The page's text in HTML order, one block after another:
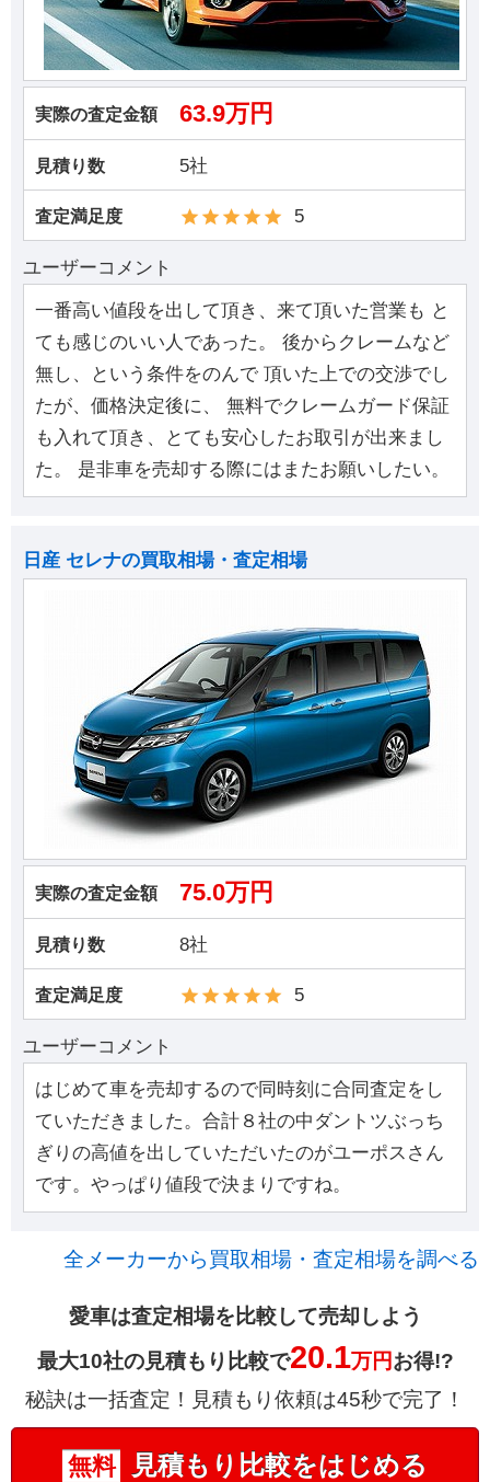
実際の査定金額 63.9万円
見積り数 5社
査定満足度 5
ユーザーコメント
一番高い値段を出して頂き、来て頂いた営業も と
ても感じのいい人であった。 後からクレームなど
無し、という条件をのんで 頂いた上での交渉でし
たが、価格決定後に、 無料でクレームガード保証
も入れて頂き、とても安心したお取引が出来まし
た。 是非車を売却する際にはまたお願いしたい。
日産 セレナの買取相場・査定相場
実際の査定金額 75.0万円
見積り数 8社
査定満足度 5
ユーザーコメント
はじめて車を売却するので同時刻に合同査定をし
ていただきました。合計８社の中ダントツぶっち
ぎりの高値を出していただいたのがユーポスさん
です。やっぱり値段で決まりですね。
全メーカーから買取相場・査定相場を調べる
愛車は査定相場を比較して売却しよう
最大10社の見積もり比較で20.1万円お得!?
秘訣は一括査定！見積もり依頼は45秒で完了！
無料 見積もり比較をはじめる